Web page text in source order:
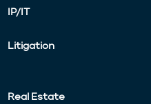
IP/IT
Litigation
Real Estate